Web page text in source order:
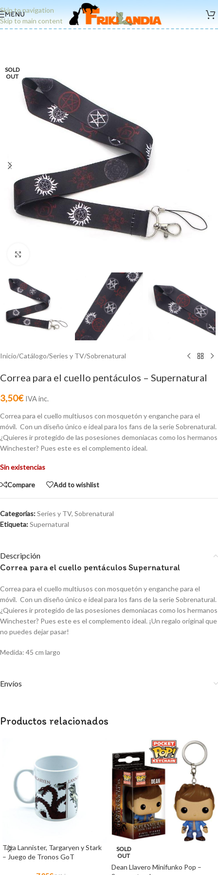
Skip to navigation
Skip to main content
MENU
SOLD
OUT
Inicio/Catálogo/Series y TV/Sobrenatural
Correa para el cuello pentáculos – Supernatural
3,50€ IVA inc.
Correa para el cuello multiusos con mosquetón y enganche para el
móvil. Con un diseño único e ideal para los fans de la serie Sobrenatural.
¿Quieres ir protegido de las posesiones demoniacas como los hermanos
Winchester? Pues este es el complemento ideal.
Sin existencias
Compare Add to wishlist
Categorías:Series y TV, Sobrenatural
Etiqueta:Supernatural
Descripción
Correa para el cuello pentáculos Supernatural
Correa para el cuello multiusos con mosquetón y enganche para el
móvil. Con un diseño único e ideal para los fans de la serie Sobrenatural.
¿Quieres ir protegido de las posesiones demoniacas como los hermanos
Winchester? Pues este es el complemento ideal. ¡Un regalo original que
no puedes dejar pasar!
Medida: 45 cm largo
Envíos
Productos relacionados
Taza Lannister, Targaryen y Stark
– Juego de Tronos GoT
SOLD
OUT
Dean Llavero Minifunko Pop –